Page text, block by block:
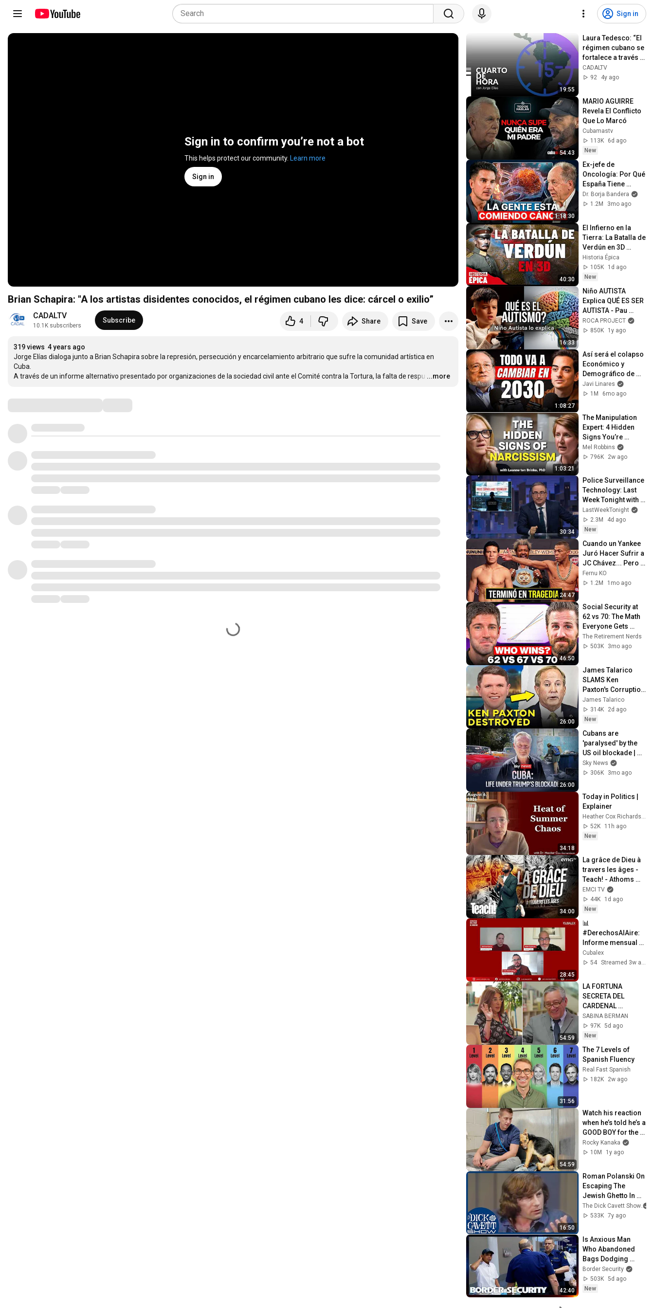
Sign in
Sign in to confirm you’re not a bot
This helps protect our community. Learn more
Sign in
Brian Schapira: "A los artistas disidentes conocidos, el régimen cubano les dice: cárcel o exilio”
CADALTV
10.1K subscribers
Subscribe 4 Share Save
319 views 4 years ago
Jorge Elías dialoga junto a Brian Schapira sobre la represión, persecución y encarcelamiento arbitrario que sufre la comunidad artística en
Cuba.
A través de un informe alternativo presentado por organizaciones de la sociedad civil ante el Comité contra la Tortura, la falta de respu …
...more
19:55
Laura Tedesco: “El
régimen cubano se
fortalece a través
de la represión”
CADALTV
92
4y ago
54:43
MARIO AGUIRRE
Revela El Conflicto
Cubamastv
113K
6d ago
New
1:18:30
Ex-jefe de
Oncología: Por Qué
España Tiene
Tantos Casos de
Cáncer (la
Dr. Borja Bandera
1.2M
3mo ago
40:30
El Infierno en la
Tierra: La Batalla de
Verdún en 3D
(Documental)
Historia Épica
105K
1d ago
New
16:33
Niño AUTISTA
Explica QUÉ ES SER
AUTISTA - Pau
Brunet
@PauPautista
ROCA PROJECT
850K
1y ago
1:08:27
Así será el colapso
Económico y
Demográfico de
Occidente
(Santiago Niño
Javi Linares
1M
6mo ago
1:03:21
The Manipulation
Expert: 4 Hidden
Signs You’re
Dealing With a Toxic
Person
Mel Robbins
796K
2w ago
30:34
Police Surveillance
Technology: Last
Week Tonight with
John Oliver (HBO)
LastWeekTonight
2.3M
4d ago
New
24:47
Cuando un Yankee
Juró Hacer Sufrir a
JC Chávez... Pero
le Dió la Paliza del
Año!
Fernu KO
1.2M
1mo ago
46:50
Social Security at
62 vs 70: The Math
Everyone Gets
Wrong
The Retirement Nerds
503K
3mo ago
26:00
James Talarico
SLAMS Ken
Paxton's Corruption
LIVE ON AIR
James Talarico
314K
2d ago
New
26:00
Cubans are
'paralysed' by the
US oil blockade |
Eyewitness report
Sky News
306K
3mo ago
34:18
Today in Politics |
Explainer
Heather Cox Richardson
52K
11h ago
New
34:00
La grâce de Dieu à
travers les âges -
Teach! - Athoms
Mbuma
EMCI TV
44K
1d ago
New
28:45
📊
#DerechosAlAire:
Informe mensual
sobre la situación
de Derechos
Cubalex
54
Streamed 3w ago
54:59
LA FORTUNA
SECRETA DEL
CARDENAL
NORBERTO RIVERA.
LARGO ALIENTO
con Bernardo
SABINA BERMAN
97K 5d ago
New
31:56
The 7 Levels of
Spanish Fluency
Real Fast Spanish
182K
2w ago
54:59
Watch his reaction
when he’s told he’s a
GOOD BOY for the
first time 🥹
Rocky Kanaka
10M
1y ago
16:50
Roman Polanski On
Escaping The
Jewish Ghetto In
World War II | The
Dick Cavett Show
The Dick Cavett Show
533K 7y ago
42:40
Is Anxious Man
Who Abandoned
Bags Dodging
Inspection? |
DOUBLE EPISODE |
Border Security
Border Security
503K 5d ago
New